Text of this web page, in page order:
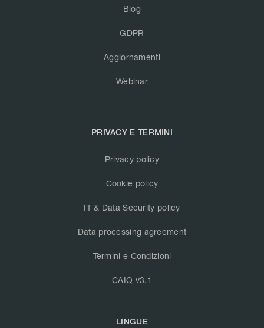
Blog
GDPR
Aggiornamenti
Webinar
PRIVACY E TERMINI
Privacy policy
Cookie policy
IT & Data Security policy
Data processing agreement
Termini e Condizioni
CAIQ v3.1
LINGUE